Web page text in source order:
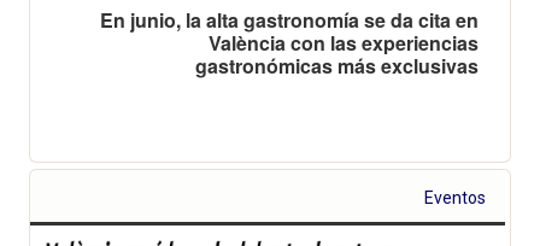
En junio, la alta gastronomía se da cita en
València con las experiencias
gastronómicas más exclusivas
Eventos